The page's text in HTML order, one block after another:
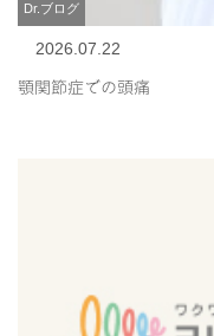
Dr.ブログ
2026.07.22
顎関節症での頭痛